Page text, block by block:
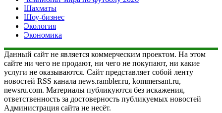
Шахматы
Шоу-бизнес
Экология
Экономика
Данный сайт не является коммерческим проектом. На этом
сайте ни чего не продают, ни чего не покупают, ни какие
услуги не оказываются. Сайт представляет собой ленту
новостей RSS канала news.rambler.ru, kommersant.ru,
newsru.com. Материалы публикуются без искажения,
ответственность за достоверность публикуемых новостей
Администрация сайта не несёт.